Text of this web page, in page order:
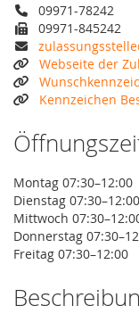
09971-78242
09971-845242
Webseite der
Kennzeichen
Montag 07:30–12:00
Dienstag
Mittwoch
Donnerstag
Freitag 07:30–12:00